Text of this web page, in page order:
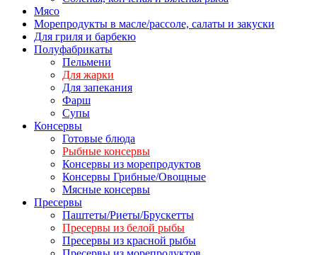
Мясо
Морепродукты в масле/рассоле, салаты и закуски
Для гриля и барбекю
Полуфабрикаты
Пельмени
Для жарки
Для запекания
Фарш
Супы
Консервы
Готовые блюда
Рыбные консервы
Консервы из морепродуктов
Консервы Грибные/Овощные
Мясные консервы
Пресервы
Паштеты/Риеты/Брускетты
Пресервы из белой рыбы
Пресервы из красной рыбы